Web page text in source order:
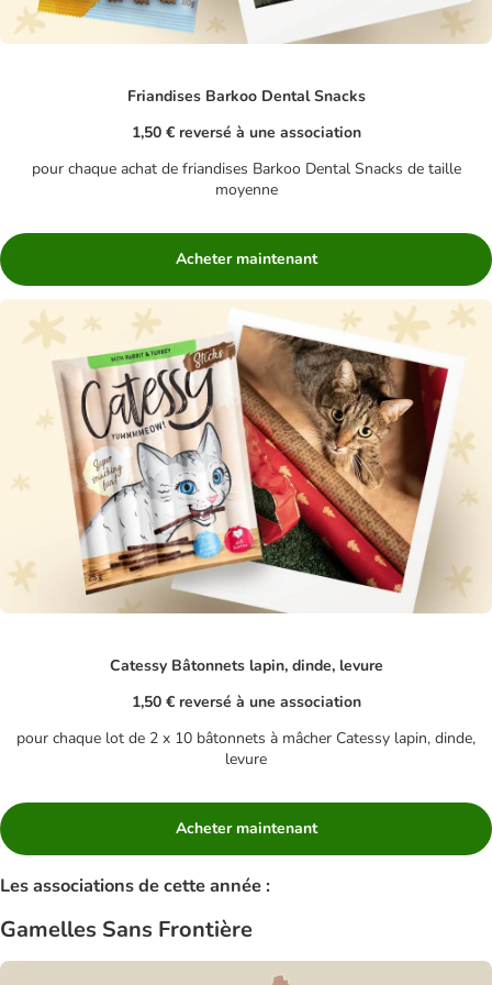
Friandises Barkoo Dental Snacks
1,50 € reversé à une association
pour chaque achat de friandises Barkoo Dental Snacks de taille
moyenne
Acheter maintenant
Catessy Bâtonnets lapin, dinde, levure
1,50 € reversé à une association
pour chaque lot de 2 x 10 bâtonnets à mâcher Catessy lapin, dinde,
levure
Acheter maintenant
Les associations de cette année :
Gamelles Sans Frontière